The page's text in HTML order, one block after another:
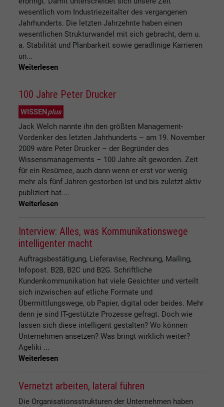
wesentlich vom Industriezeitalter des vergangenen
Jahrhunderts. Die letzten Jahrzehnte haben einen
wesentlichen Strukturwandel mit sich gebracht, dem u.
a. Stabilität und Planbarkeit sowie geradlinige Karrieren
un...
Weiterlesen
100 Jahre Peter Drucker
WISSEN plus
Jack Welch nannte ihn den größten Management-
Vordenker des letzten Jahrhunderts – am 19. November
2009 wäre Peter Drucker – der Begründer des
Wissensmanagements – 100 Jahre alt geworden. Zeit
für ein Resümee, auch dann wenn er erst vor wenig
mehr als fünf Jahren gestorben ist und bis zuletzt aktiv
publiziert hat....
Weiterlesen
Interview: Alles, was Kommunikationswege
intelligenter macht
Auftragsbestätigung, Lieferavise, Rechnung, Mailing,
Infopost. B2B, B2C und B2G. Schriftliche
Kundenkommunikation hat viele Gesichter und verteilt
sich inzwischen auf etliche Formate und
Übermittlungswege, ob Papier, digital oder beides. Mehr
denn je sind IT-gestützte Prozesse gefragt. Doch wie
lassen sich diese intelligent gestalten? Wo können
Unternehmen ansetzen? Was bringt wirklich weiter?
Ageliki ...
Weiterlesen
Vernetzt arbeiten, lateral führen
Die Organisationsstrukturen der Unternehmen haben